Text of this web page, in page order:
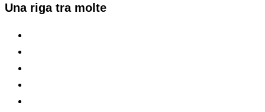
Una riga tra molte